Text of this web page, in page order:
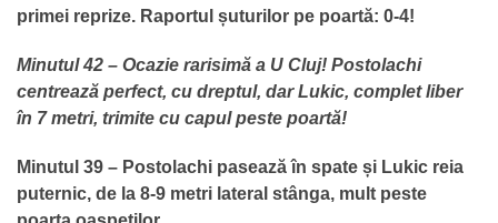
primei reprize. Raportul șuturilor pe poartă: 0-4!
Minutul 42 – Ocazie rarisimă a U Cluj! Postolachi
centrează perfect, cu dreptul, dar Lukic, complet liber
în 7 metri, trimite cu capul peste poartă!
Minutul 39 – Postolachi pasează în spate și Lukic reia
puternic, de la 8-9 metri lateral stânga, mult peste